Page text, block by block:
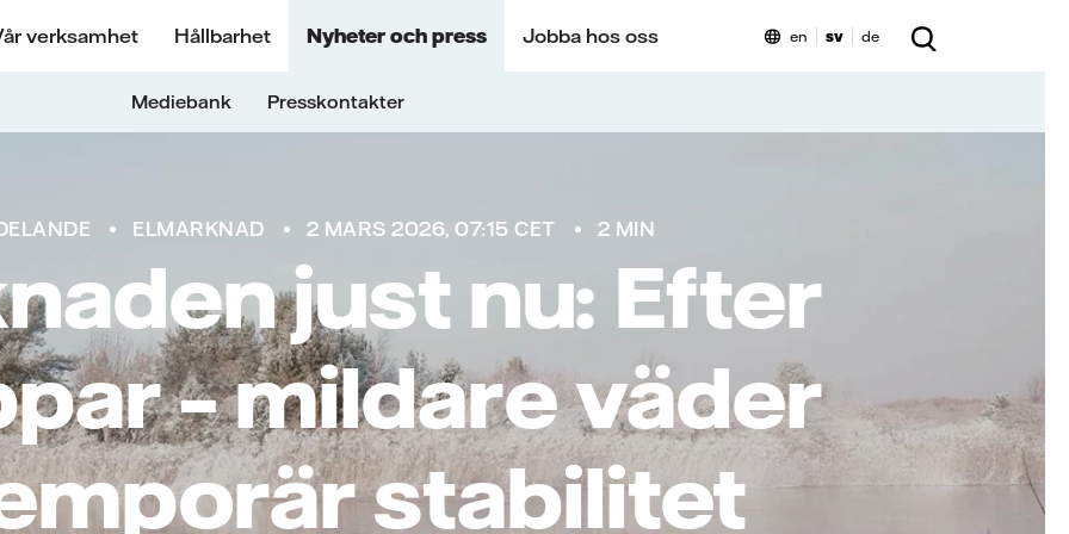
verksamhet Hållbarhet Nyheter och press Jobba hos oss
Mediebank Presskontakter
en sv de
ELMARKNAD 2 MARS 2026, 07:15 CET 2 MIN
just nu: Efter
– mildare väder
stabilitet